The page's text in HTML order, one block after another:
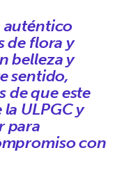
auténtico
de flora y
belleza y
sentido,
de que este
ULPGC y
para
con